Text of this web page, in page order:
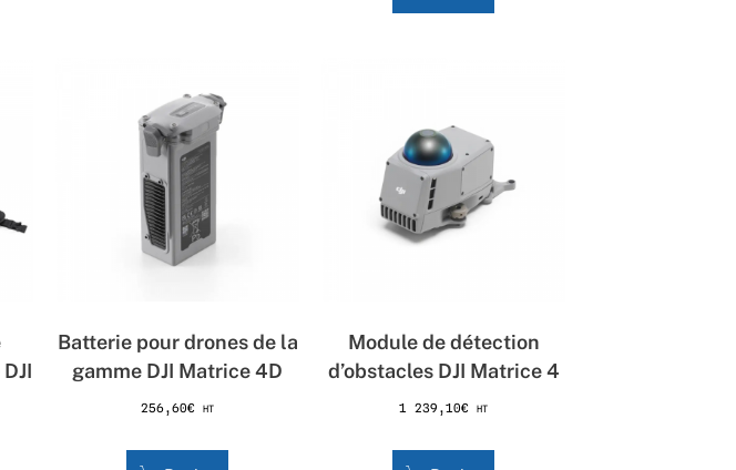
Batterie pour drones de la
gamme DJI Matrice 4D
256,60€ HT
Module de détection
d’obstacles DJI Matrice 4
1 239,10€ HT